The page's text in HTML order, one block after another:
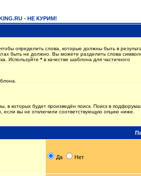
- НЕ КУРИМ!
чтобы определить слова, которые должны быть в
быть не должно. Вы можете разделить слова
Используйте * в качестве шаблона для частичного
в которых будет произведён поиск. Поиск в
если вы не отключили соответствующую опцию ниже.
Да Нет